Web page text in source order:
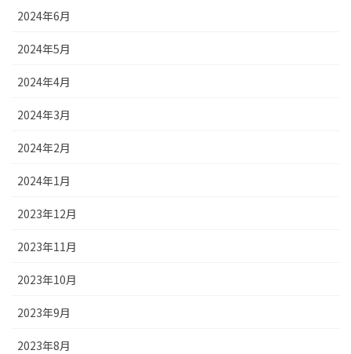
2024年6月
2024年5月
2024年4月
2024年3月
2024年2月
2024年1月
2023年12月
2023年11月
2023年10月
2023年9月
2023年8月